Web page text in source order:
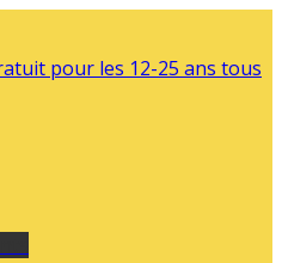
pour les 12-25 ans tous